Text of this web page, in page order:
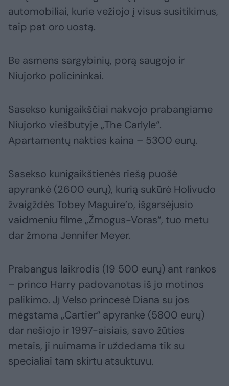
automobiliai, kurie vežiojo į visus susitikimus,
taip pat oro uostą.
Be asmens sargybinių, porą saugojo ir
Niujorko policininkai.
Sasekso kunigaikščiai nakvojo prabangiame
Niujorko viešbutyje „The Carlyle“.
Apartamentų nakties kaina – 5300 eurų.
Sasekso kunigaikštienės riešą puošė
apyrankė (2600 eurų), kurią sukūrė Holivudo
žvaigždės Tobey Maguire’o, išgarsėjusio
vaidmeniu filme „Žmogus-Voras“, tuo metu
dar žmona Jennifer Meyer.
Prabangus laikrodis (19 500 eurų) ant rankos
– princo Harry padovanotas iš jo motinos
palikimo. Jį Velso princesė Diana su jos
mėgstama „Cartier“ apyranke (5800 eurų)
dar nešiojo ir 1997-aisiais, savo žūties
metais, ji nuimama ir uždedama tik su
specialiai tam skirtu atsuktuvu.